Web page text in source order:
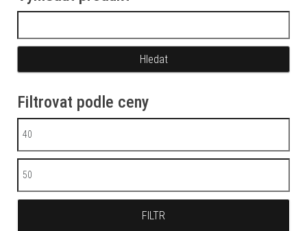
Filtrovat podle ceny
Minimální cena
Maximální cena
FILTR